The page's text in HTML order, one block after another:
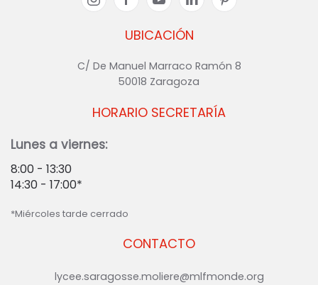
UBICACIÓN
C/ De Manuel Marraco Ramón 8
50018 Zaragoza
CONTACTO
lycee.saragosse.moliere@mlfmonde.org
HORARIO SECRETARÍA
Lunes a viernes:
8:00 - 13:30
14:30 - 17:00*
*Miércoles tarde cerrado